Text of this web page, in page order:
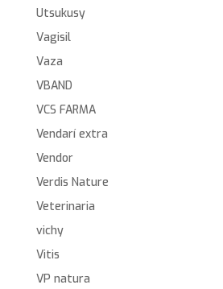
Utsukusy
Vagisil
Vaza
VBAND
VCS FARMA
Vendarí extra
Vendor
Verdis Nature
Veterinaria
vichy
Vitis
VP natura